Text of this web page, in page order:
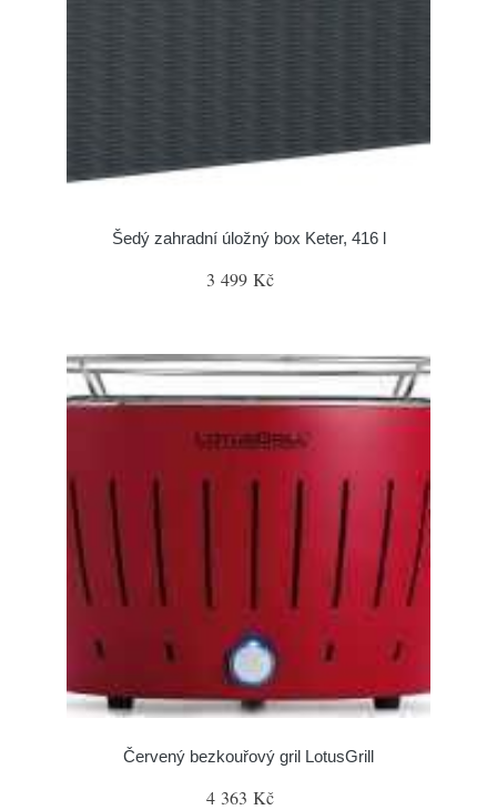
Šedý zahradní úložný box Keter, 416 l
3 499 Kč
Červený bezkouřový gril LotusGrill
4 363 Kč